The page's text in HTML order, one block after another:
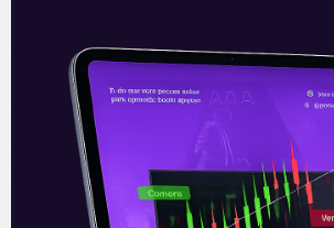
Resultado da Petrobras
(PETR3/PETR4) do 1T21